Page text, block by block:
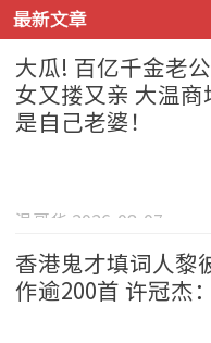
最新文章
大瓜! 百亿千金老
女又搂又亲 大温
是自己老婆！
温哥华 2026-08-07
香港鬼才填词人黎
作逾200首 许冠杰